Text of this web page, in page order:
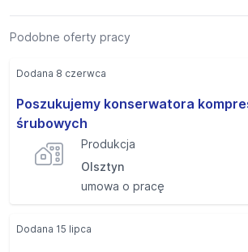
Podobne oferty pracy
Poszukujemy konserwatora
śrubowych
Produkcja
Olsztyn
umowa o pracę
Dodana 8 czerwca
Dodana 15 lipca